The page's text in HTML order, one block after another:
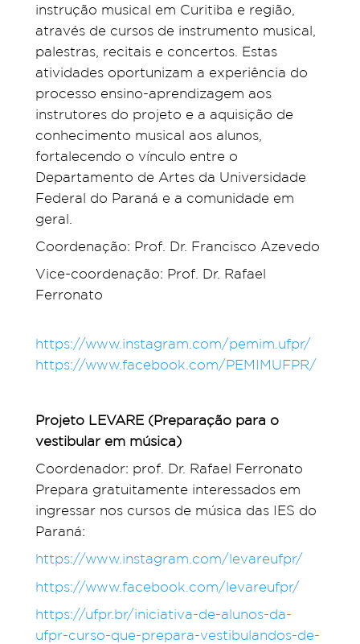
instrução musical em Curitiba e região,
através de cursos de instrumento musical,
palestras, recitais e concertos. Estas
atividades oportunizam a experiência do
processo ensino-aprendizagem aos
instrutores do projeto e a aquisição de
conhecimento musical aos alunos,
fortalecendo o vínculo entre o
Departamento de Artes da Universidade
Federal do Paraná e a comunidade em
geral.
Coordenação: Prof. Dr. Francisco Azevedo
Vice-coordenação: Prof. Dr. Rafael
Ferronato
https://www.instagram.com/pemim.ufpr/
https://www.facebook.com/PEMIMUFPR/
Projeto LEVARE (Preparação para o
vestibular em música)
Coordenador: prof. Dr. Rafael Ferronato
Prepara gratuitamente interessados em
ingressar nos cursos de música das IES do
Paraná:
https://www.instagram.com/levareufpr/
https://www.facebook.com/levareufpr/
https://ufpr.br/iniciativa-de-alunos-da-
ufpr-curso-que-prepara-vestibulandos-de-